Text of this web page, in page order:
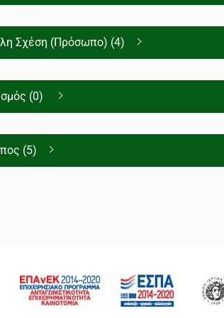
Σχέση (Πρόσωπο) (4)
(0)
(5)